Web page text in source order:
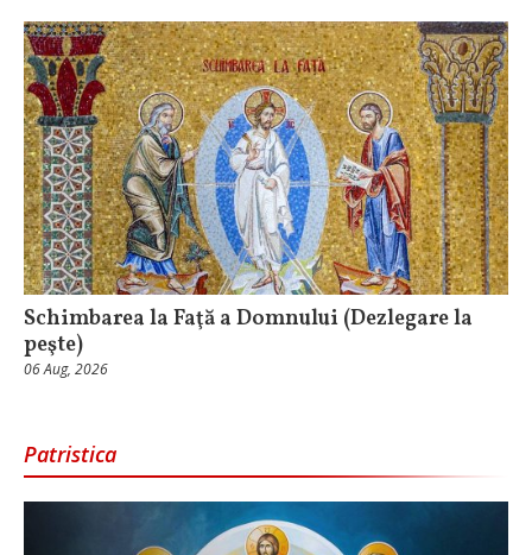
Schimbarea la Faţă a Domnului (Dezlegare la
peşte)
06 Aug, 2026
Patristica